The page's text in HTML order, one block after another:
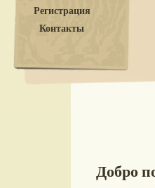
Регистрация
Контакты
Добро